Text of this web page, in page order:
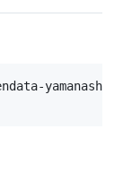
yamanashi/